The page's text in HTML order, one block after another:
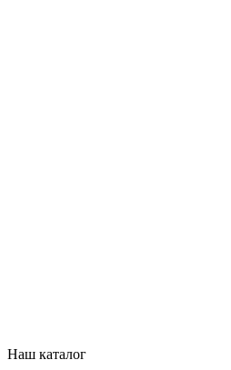
Наш каталог